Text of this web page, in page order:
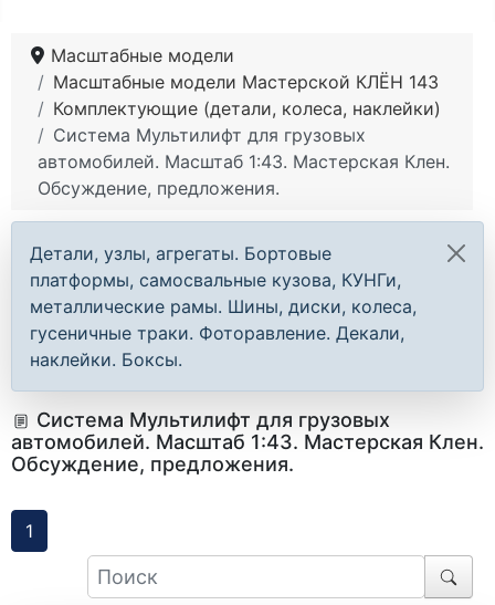
Масштабные модели
Масштабные модели Мастерской КЛЁН 143
Комплектующие (детали, колеса, наклейки)
Система Мультилифт для грузовых
автомобилей. Масштаб 1:43. Мастерская Клен.
Обсуждение, предложения.
Детали, узлы, агрегаты. Бортовые
платформы, самосвальные кузова, КУНГи,
металлические рамы. Шины, диски, колеса,
гусеничные траки. Фоторавление. Декали,
наклейки. Боксы.
Система Мультилифт для грузовых
автомобилей. Масштаб 1:43. Мастерская Клен.
Обсуждение, предложения.
1